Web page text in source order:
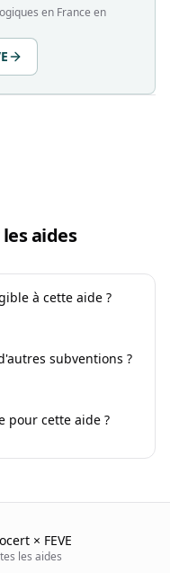
en France en
aides
à cette aide ?
subventions ?
pour cette aide ?
× FEVE
les aides